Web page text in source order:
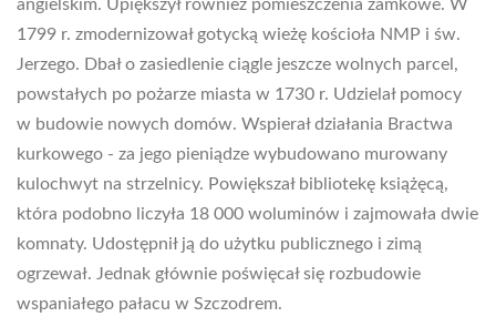
angielskim. Upiększył również pomieszczenia zamkowe. W
1799 r. zmodernizował gotycką wieżę kościoła NMP i św.
Jerzego. Dbał o zasiedlenie ciągle jeszcze wolnych parcel,
powstałych po pożarze miasta w 1730 r. Udzielał pomocy
w budowie nowych domów. Wspierał działania Bractwa
kurkowego - za jego pieniądze wybudowano murowany
kulochwyt na strzelnicy. Powiększał bibliotekę książęcą,
która podobno liczyła 18 000 woluminów i zajmowała dwie
komnaty. Udostępnił ją do użytku publicznego i zimą
ogrzewał. Jednak głównie poświęcał się rozbudowie
wspaniałego pałacu w Szczodrem.